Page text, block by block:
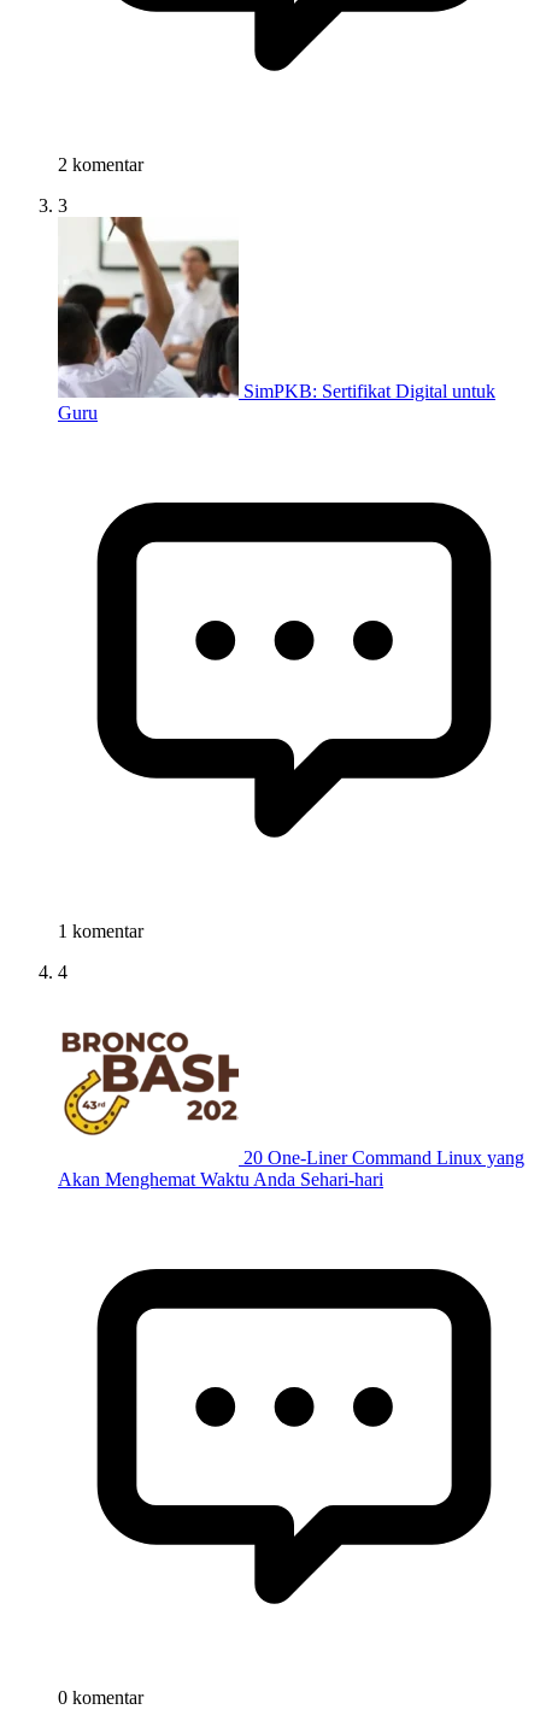
2 komentar
3
SimPKB: Sertifikat Digital untuk
Guru
1 komentar
4
20 One-Liner Command Linux yang
Akan Menghemat Waktu Anda Sehari-hari
0 komentar